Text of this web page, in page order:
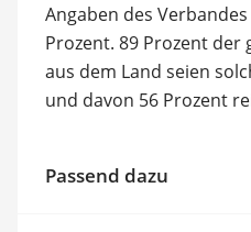
Angaben des
Prozent. 89 Prozent der
aus dem Land seien
und davon 56 Prozent
Passend dazu